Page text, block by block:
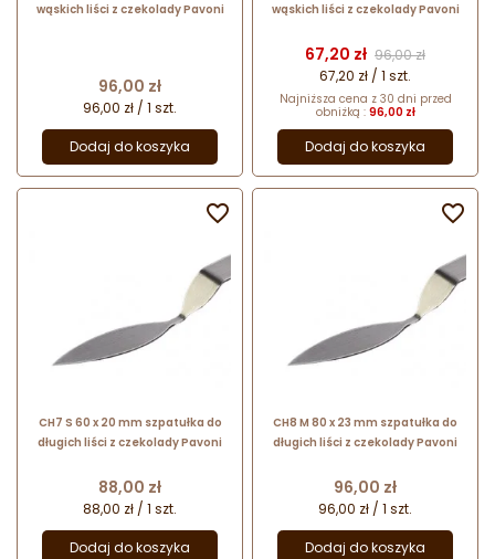
wąskich liści z czekolady Pavoni
Cena
96,00 zł
96,00 zł / 1 szt.
Dodaj do koszyka
wąskich liści z czekolady Pavoni
Cena
67,20 zł Cena
96,00 zł
67,20 zł / 1 szt.
Najniższa cena z 30 dni przed
obniżką : 96,00 zł
Dodaj do koszyka
CH7 S 60 x 20 mm szpatułka do
długich liści z czekolady Pavoni
Cena
88,00 zł
88,00 zł / 1 szt.
Dodaj do koszyka

CH8 M 80 x 23 mm szpatułka do
długich liści z czekolady Pavoni
Cena
96,00 zł
96,00 zł / 1 szt.
Dodaj do koszyka
